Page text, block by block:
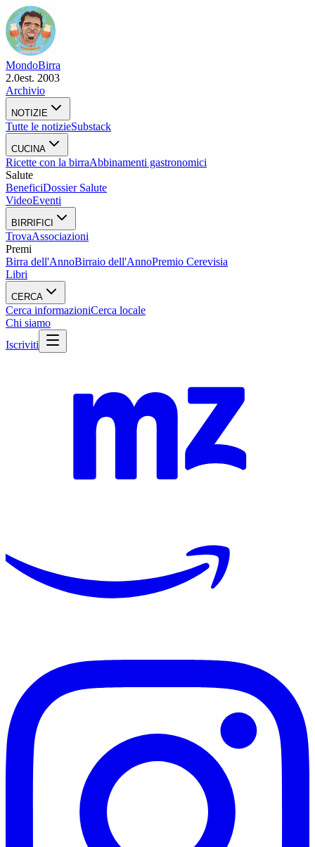
MondoBirra
2.0est. 2003
Archivio
NOTIZIE
Tutte le notizieSubstack
CUCINA
Ricette con la birraAbbinamenti gastronomici
Salute
BeneficiDossier Salute
VideoEventi
BIRRIFICI
TrovaAssociazioni
Premi
Birra dell'AnnoBirraio dell'AnnoPremio Cerevisia
Libri
CERCA
Cerca informazioniCerca locale
Chi siamo
Iscriviti